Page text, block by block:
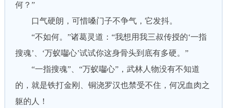
何？”
口气硬朗，可惜嗓门子不争气，它发抖。
“不如何。”诸葛灵道：“我想用我三叔传授的‘一指
搜魂’、‘万蚁囓心’试试你这身骨头到底有多硬。”
“一指搜魂”、“万蚁囓心”，武林人物没有不知道
的，就是铁打金刚、铜浇罗汉也禁受不住，何况血肉之
躯的人！